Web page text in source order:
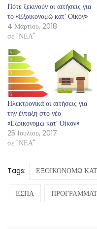
Πότε ξεκινούν οι αιτήσεις για
το «Εξοικονομώ κατ’ Οίκον»
4 Μαρτίου, 2018
σε "ΝΕΑ"
Ηλεκτρονικά οι αιτήσεις για
την ένταξη στο νέο
«Εξοικονομώ κατ’ Οίκον»
25 Ιουλίου, 2017
σε "ΝΕΑ"
Tags: ΕΞΟΙΚΟΝΟΜΩ
ΕΣΠΑ